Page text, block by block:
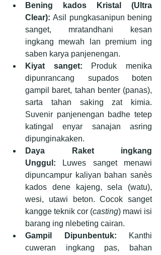
Bening kados Kristal (Ultra
Clear): Asil pungkasanipun bening
sanget, mratandhani kesan
ingkang mewah lan premium ing
saben karya panjenengan.
Kiyat sanget: Produk menika
dipunrancang supados boten
gampil baret, tahan benter (panas),
sarta tahan saking zat kimia.
Suvenir panjenengan badhe tetep
katingal enyar sanajan asring
dipunginakaken.
Daya Raket ingkang
Unggul: Luwes sanget menawi
dipuncampur kaliyan bahan sanès
kados dene kajeng, sela (watu),
wesi, utawi beton. Cocok sanget
kangge teknik cor (casting) mawi isi
barang ing nlebeting cairan.
Gampil Dipunbentuk: Kanthi
cuweran ingkang pas, bahan